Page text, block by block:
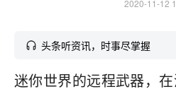
2020-11-12
头条听资讯，时事尽掌握
迷你世界的远程武器，在